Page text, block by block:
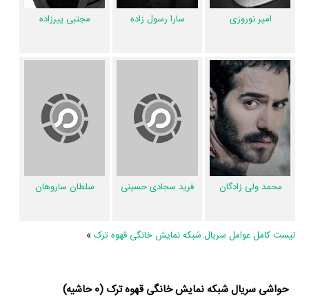
نعمت الهیهست.
یک از آنها درمنظوم یک صفحه اختصاصی دارند.
اطلاعات سریال قهوه ترک
تاکنون در صفحه اختصاصی سریال قهوه ترک در
پژوهشگران و مردم ثبت شده است؛ در بخش گالری عکس و پوستر سریال
قهوه ترک، سوتی سریال قهوه ترک و نقد سریال قهوه ترک هنوز موردی ثبت
سریال و تئاتر، این دایرة‌المعارف آنلاین و بانک اطلاعات هنرمندان و آثار سینما،
امیر نوروزی سارا رسول زاده مجتبی پیرزاده
محمد ولی زادگان فرید سجادی حسینی سلطان ساروهان
لیست کامل عوامل سریال شبکه نمایش خانگی قهوه ترک»
حواشی سریال شبکه نمایش خانگی قهوه ترک (0 حاشیه)